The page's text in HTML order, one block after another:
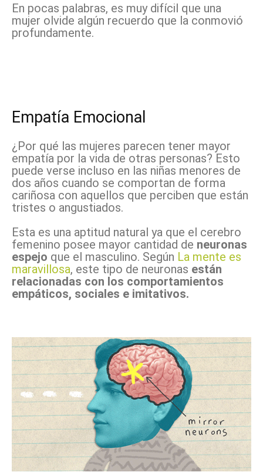
En pocas palabras, es muy difícil que una
mujer olvide algún recuerdo que la conmovió
profundamente.
Empatía Emocional
¿Por qué las mujeres parecen tener mayor
empatía por la vida de otras personas? Esto
puede verse incluso en las niñas menores de
dos años cuando se comportan de forma
cariñosa con aquellos que perciben que están
tristes o angustiados.
Esta es una aptitud natural ya que el cerebro
femenino posee mayor cantidad de neuronas
espejo que el masculino. Según La mente es
maravillosa, este tipo de neuronas están
relacionadas con los comportamientos
empáticos, sociales e imitativos.